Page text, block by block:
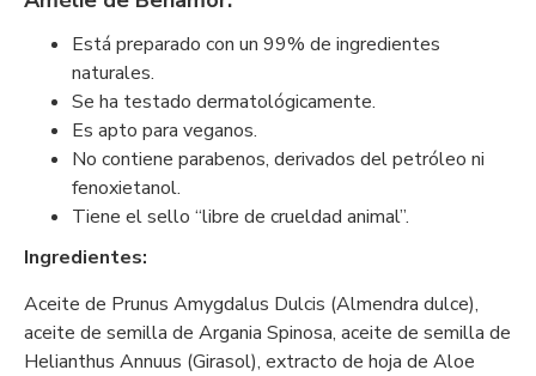
Está preparado con un 99% de ingredientes
naturales.
Se ha testado dermatológicamente.
Es apto para veganos.
No contiene parabenos, derivados del petróleo ni
fenoxietanol.
Tiene el sello “libre de crueldad animal”.
Ingredientes:
Aceite de Prunus Amygdalus Dulcis (Almendra dulce),
aceite de semilla de Argania Spinosa, aceite de semilla de
Helianthus Annuus (Girasol), extracto de hoja de Aloe